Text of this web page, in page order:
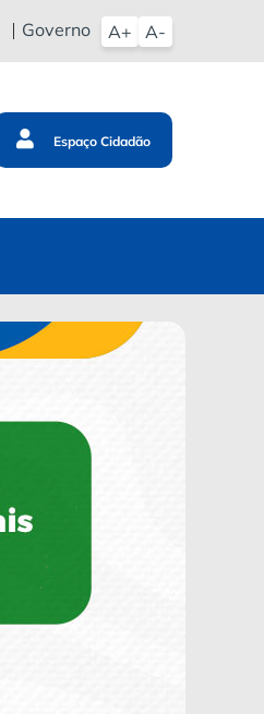
Governo A+ A-
Espaço Cidadão